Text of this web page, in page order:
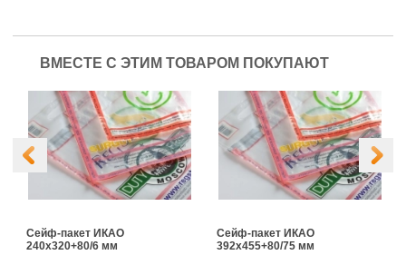
ВМЕСТЕ С ЭТИМ ТОВАРОМ ПОКУПАЮТ
Сейф-пакет ИКАО
240х320+80/6 мм
Сейф-пакет ИКАО
392х455+80/75 мм